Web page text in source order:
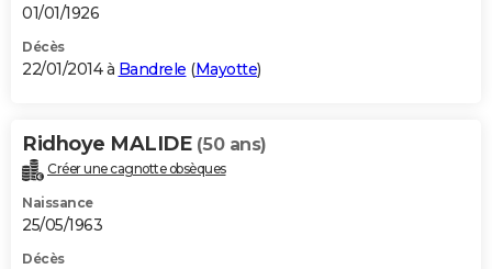
01/01/1926
Décès
22/01/2014 à Bandrele (Mayotte)
Ridhoye MALIDE (50 ans)
Créer une cagnotte obsèques
Naissance
25/05/1963
Décès